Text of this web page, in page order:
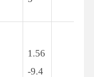
1.56
-9.4